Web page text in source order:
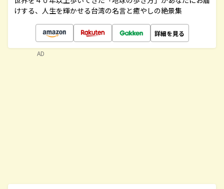
けする、人生を輝かせる台湾の名言と癒やしの絶景集
詳細を見る
AD